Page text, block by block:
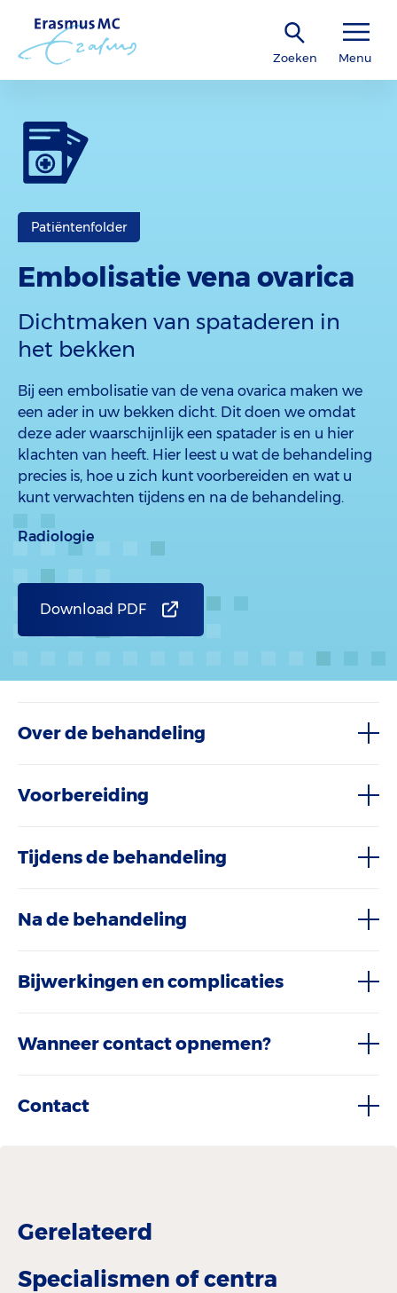
Zoeken Menu
Patiëntenfolder
Embolisatie vena ovarica
Dichtmaken van spataderen in
het bekken
Bij een embolisatie van de vena ovarica maken we
een ader in uw bekken dicht. Dit doen we omdat
deze ader waarschijnlijk een spatader is en u hier
klachten van heeft. Hier leest u wat de behandeling
precies is, hoe u zich kunt voorbereiden en wat u
kunt verwachten tijdens en na de behandeling.
Radiologie
Download PDF
Over de behandeling
Voorbereiding
Tijdens de behandeling
Na de behandeling
Bijwerkingen en complicaties
Wanneer contact opnemen?
Contact
Gerelateerd
Specialismen of centra